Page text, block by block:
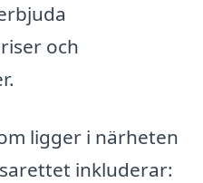
och
ligger i närheten
inkluderar: